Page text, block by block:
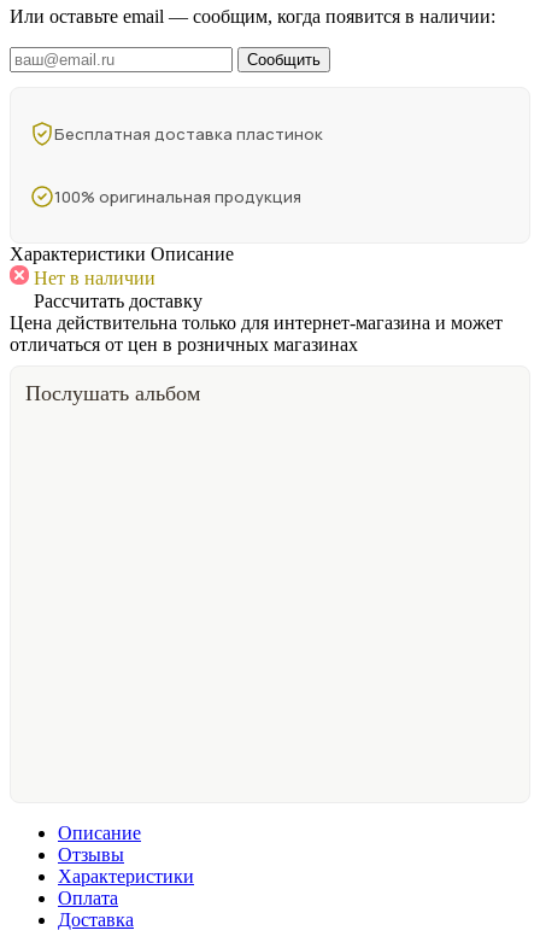
Или оставьте email — сообщим, когда появится в наличии:
Сообщить
Бесплатная доставка пластинок
100% оригинальная продукция
Характеристики Описание
Нет в наличии
Рассчитать доставку
Цена действительна только для интернет-магазина и может
отличаться от цен в розничных магазинах
Послушать альбом
Описание
Отзывы
Характеристики
Оплата
Доставка